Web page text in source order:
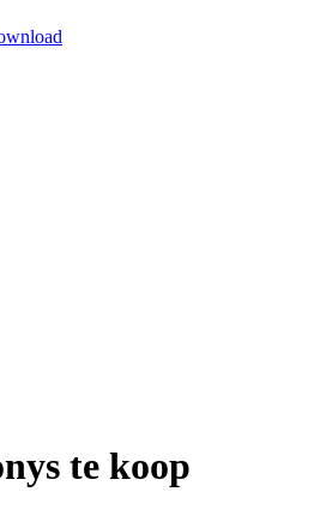
te koop